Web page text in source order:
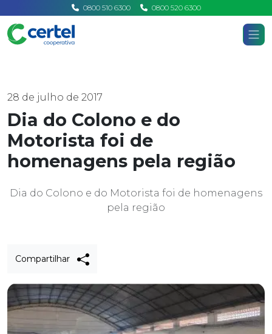
0800 510 6300 0800 520 6300
Certel
28 de julho de 2017
Dia do Colono e do
Motorista foi de
homenagens pela região
Dia do Colono e do Motorista foi de homenagens
pela região
Compartilhar